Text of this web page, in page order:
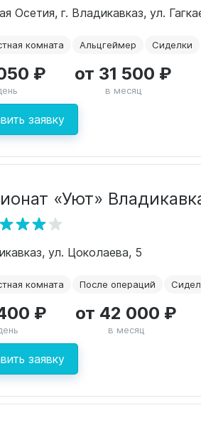
Осетия, г. Владикавказ, ул.
комната Альцгеймер Сиделки
заявку
₽ от 31 500 ₽
в месяц
«Уют»
ул. Цоколаева, 5
комната После операций
заявку
₽ от 42 000 ₽
в месяц